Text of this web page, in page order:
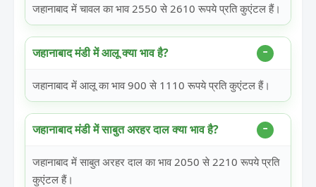
जहानाबाद में चावल का भाव 2550 से 2610 रूपये प्रति कुएंटल हैं।
जहानाबाद मंडी में आलू क्या भाव है?
जहानाबाद में आलू का भाव 900 से 1110 रूपये प्रति कुएंटल हैं।
जहानाबाद मंडी में साबुत अरहर दाल क्या भाव है?
जहानाबाद में साबुत अरहर दाल का भाव 2050 से 2210 रूपये प्रति
कुएंटल हैं।